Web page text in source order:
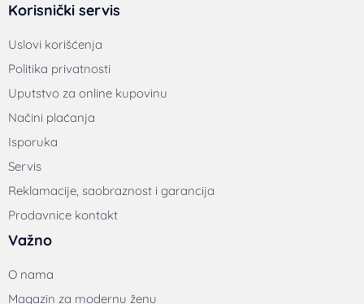
Korisnički servis
Uslovi korišćenja
Politika privatnosti
Uputstvo za online kupovinu
Načini plaćanja
Isporuka
Servis
Reklamacije, saobraznost i garancija
Prodavnice kontakt
Važno
O nama
Magazin za modernu ženu